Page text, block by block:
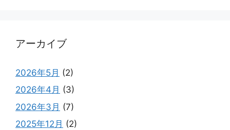
アーカイブ
2026年5月 (2)
2026年4月 (3)
2026年3月 (7)
2025年12月 (2)